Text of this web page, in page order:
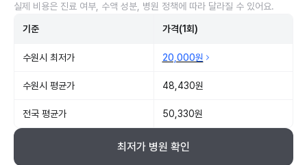
실제 비용은 진료 여부, 수액 성분, 병원 정책에 따라 달라질 수 있어요.
기준 가격(1회)
수원시 최저가 20,000원
수원시 평균가 48,430원
전국 평균가 50,330원
최저가 병원 확인